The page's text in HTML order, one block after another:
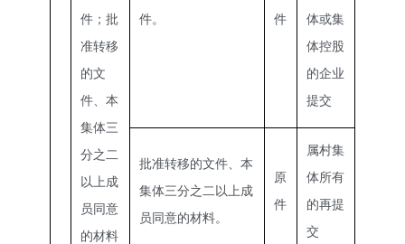
件；批
准转移
的文
件、本
集体三
分之二
以上成
员同意
的材料
件。
件
体或集
体控股
的企业
提交
批准转移的文件、本
集体三分之二以上成
员同意的材料。
原
件
属村集
体所有
的再提
交